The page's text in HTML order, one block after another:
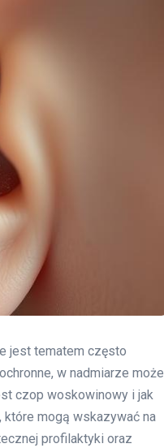
jest tematem często
w nadmiarze może
czop woskowinowy i jak
mogą wskazywać na
profilaktyki oraz